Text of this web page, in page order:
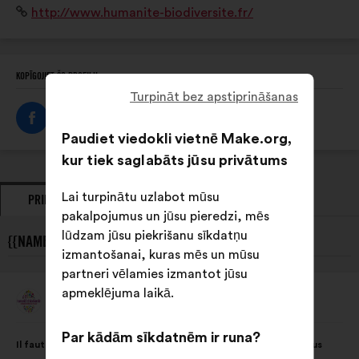
Humanité et Biodiversité agit pour la nature partout,
Interneta
http://www.humanite-biodiversite.fr/
KOPĪGOJIET ŠO PROFILU
PRIEKŠLIKUMI VIEDOKĻI
{{NAME}} JAUNĀKIE PRIEKŠLIKUMI:
PriekšlikumuHumanité Et Biodiversité
Priekšlikuma
saturs:
Il faut préserver la biodiversité partout, pour tous et avec tous
Sadalījums
ir
Turpināt bez apstiprināšanas
Paudiet viedokli vietnē Make.org,
kur tiek saglabāts jūsu privātums
Lai turpinātu uzlabot mūsu
pakalpojumus un jūsu pieredzi, mēs
lūdzam jūsu piekrišanu sīkdatņu
izmantošanai, kuras mēs un mūsu
partneri vēlamies izmantot jūsu
apmeklējuma laikā.
Par kādām sīkdatnēm ir runa?